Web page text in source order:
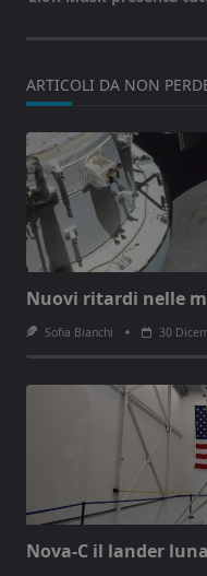
text">Page</span>
ARTICOLI DA NON
Nuovi ritardi nelle
Sofia Bianchi 30
Nova-C il lander